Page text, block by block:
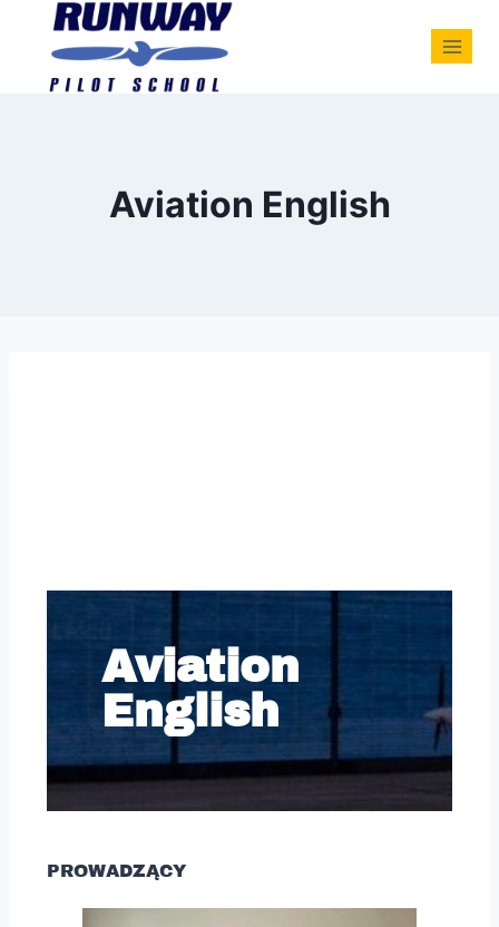
Aviation English
Aviation
English
PROWADZĄCY